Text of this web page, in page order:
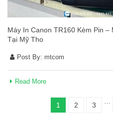
Máy In Canon TR160 Kèm Pin
Tại Mỹ Tho
Post By: mtcom
Read More
1 2 3 …